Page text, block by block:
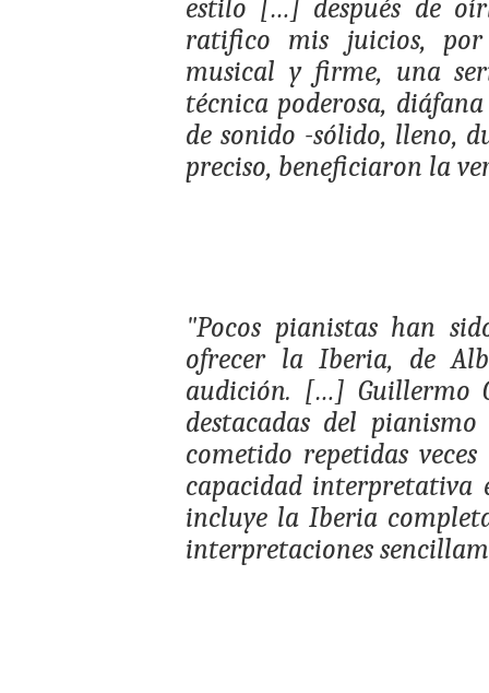
estilo […] después de
ratifico mis juicios,
musical y firme, una
técnica poderosa,
de sonido -sólido, lleno,
preciso, beneficiaron la
"Pocos pianistas han
ofrecer la Iberia, de
audición. […] Guillermo
destacadas del
cometido repetidas
capacidad interpretativa
incluye la Iberia
interpretaciones